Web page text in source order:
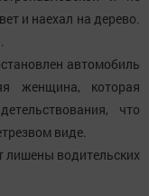
и наехал на дерево.
автомобиль
женщина, которая
что
виде.
лишены водительских